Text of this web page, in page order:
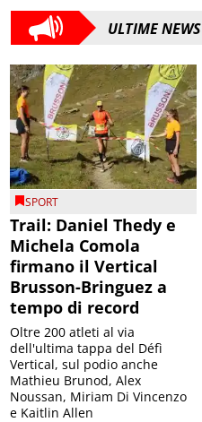
ULTIME NEWS
SPORT
Trail: Daniel Thedy e
Michela Comola
firmano il Vertical
Brusson-Bringuez a
tempo di record
Oltre 200 atleti al via
dell'ultima tappa del Défì
Vertical, sul podio anche
Mathieu Brunod, Alex
Noussan, Miriam Di Vincenzo
e Kaitlin Allen